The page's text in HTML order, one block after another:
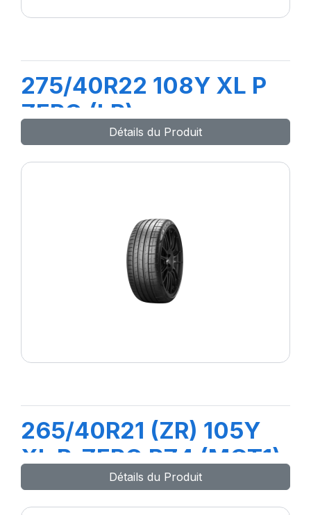
275/40R22 108Y XL P
ZERO (LR) ncs
Détails du Produit
265/40R21 (ZR) 105Y
XL P-ZERO PZ4 (MGT1)
Détails du Produit